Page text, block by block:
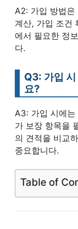
A2: 가입 방법은
계산, 가입 조건
에서 필요한 정
다.
Q3: 가입
요?
A3: 가입 시에는
가 보장 항목을
의 견적을 비교
중요합니다.
Table of